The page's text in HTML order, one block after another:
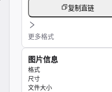
复制直链
更多格式
图片信息
格式
尺寸
文件大小